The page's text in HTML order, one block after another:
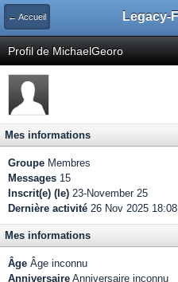
← Accueil
Profil de MichaelGeoro
Mes informations
Groupe Membres
Messages 15
Inscrit(e) (le) 23-November 25
Dernière activité 26 Nov 2025 18:08
Mes informations
Âge Âge inconnu
Anniversaire Anniversaire inconnu